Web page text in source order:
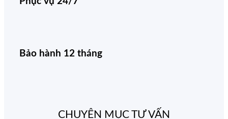
Bảo hành 12 tháng
CHUYÊN MỤC TƯ VẤN